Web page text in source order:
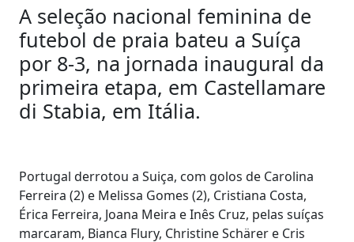
A seleção nacional feminina de
futebol de praia bateu a Suíça
por 8-3, na jornada inaugural da
primeira etapa, em Castellamare
di Stabia, em Itália.
Portugal derrotou a Suiça, com golos de Carolina
Ferreira (2) e Melissa Gomes (2), Cristiana Costa,
Érica Ferreira, Joana Meira e Inês Cruz, pelas suíças
marcaram, Bianca Flury, Christine Schärer e Cris